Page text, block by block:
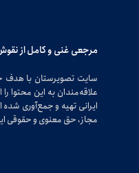
مرجعی غنی و کامل از نقوش
سایت تصویرستان با هدف
علاقه‌مندان به این محتوا
ایرانی تهیه و جمع‌آوری شده
مجاز، حق معنوی و حقوقی